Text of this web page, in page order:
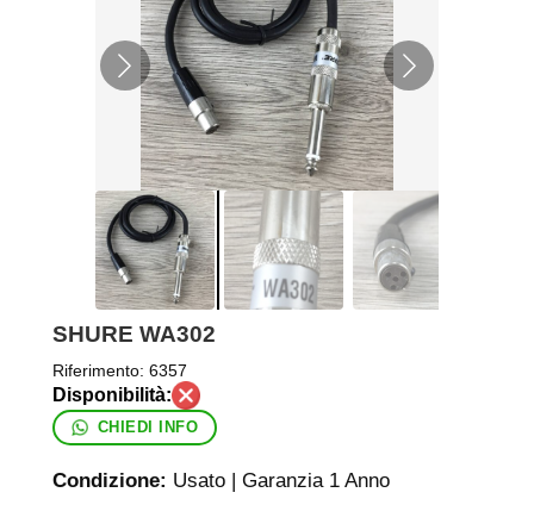
SHURE WA302
Riferimento: 6357
CHIEDI INFO
Condizione: Usato | Garanzia 1 Anno